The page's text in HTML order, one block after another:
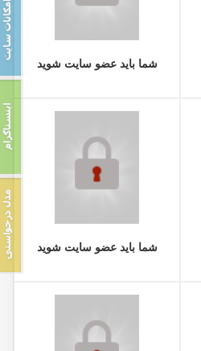
شما باید عضو سایت شوید
شما باید عضو سایت شوید